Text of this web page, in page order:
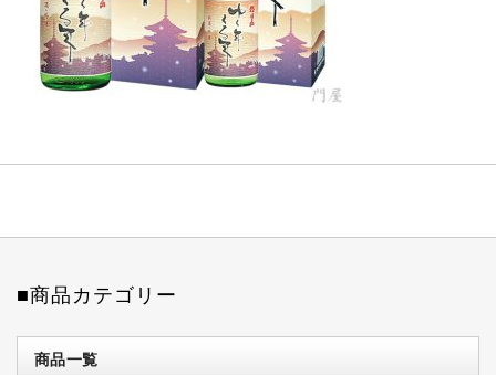
■商品カテゴリー
商品一覧